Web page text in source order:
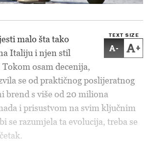
TEXT SIZE
- +
malo šta tako
Italiju i njen stil
Tokom osam decenija,
se od praktičnog poslijeratnog
brend s više od 20 miliona
i prisustvom na svim ključnim
se razumjela ta evolucija, treba se